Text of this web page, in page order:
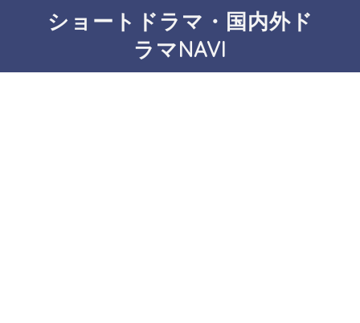
ショートドラマ・国内外ド
ラマNAVI